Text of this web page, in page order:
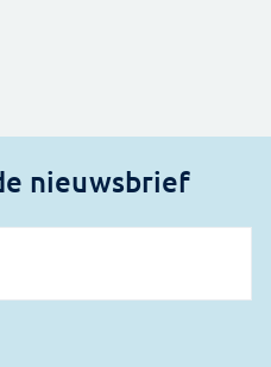
nieuwsbrief